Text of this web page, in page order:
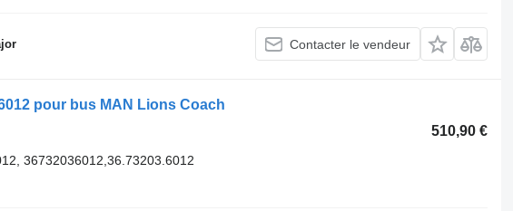
Contacter le vendeur
pour bus MAN Lions Coach
510,90 €
36732036012,36.73203.6012